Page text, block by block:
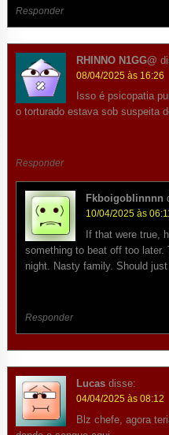
Responder
RHINNO N1GG@
08/04/2025 às 16:26
Isso é psicopatia
o torturado estava sob suspeita
Responder
Fkboigoblinnnn
10/04/2025 às
If that were true,
something to beat off too
night. Nasty family. Should
Responder
Lucas disse:
04/04/2025 às 08:12
Blz chefe, agora